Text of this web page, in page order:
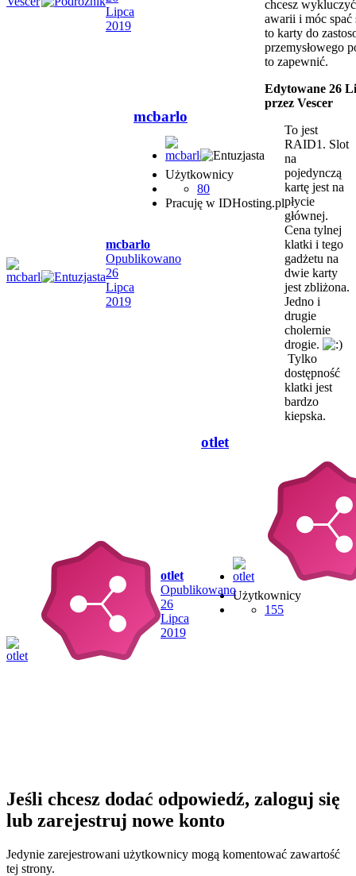
Lipca
2019
chcesz
awarii i móc spać
to karty do
przemysłowego
to zapewnić.
Edytowane 26
przez Vescer
mcbarlo
Opublikowano
26
Lipca
2019
mcbarlo
Użytkownicy
80
Pracuję w IDHosting.pl
To jest
RAID1. Slot
na
pojedynczą
kartę jest na
płycie
głównej.
Cena tylnej
klatki i tego
gadżetu na
dwie karty
jest zbliżona.
Jedno i
drugie
cholernie
drogie.
Tylko
dostępność
klatki jest
bardzo
kiepska.
otlet
Opublikowano
26
Lipca
2019
otlet
Użytkownicy
155
Jeśli chcesz dodać odpowiedź, zaloguj się
lub zarejestruj nowe konto
Jedynie zarejestrowani użytkownicy mogą komentować zawartość
tej strony.